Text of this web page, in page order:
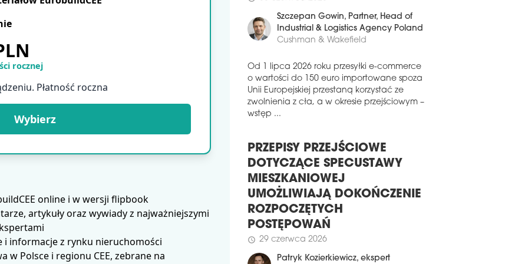
rocznej
Płatność roczna
Wybierz
online i w wersji flipbook
artykuły oraz wywiady z najważniejszymi
i informacje z rynku nieruchomości
w Polsce i regionu CEE, zebrane na
gotowa na przyjęcie pierwszych uczniów.
Trzykondygnacyjny gmach dysponuje
ponad 10 tys. mkw. powierzchni użytkowej.
schedule 13 sierpnia 2025
Sąd Rejonowy w Sosnowcu wprowadził się
do nowej siedziby. Inwestycję przy ul.
Kombajnistów zrealizowała firma Duna
Polska. Kontrakt, obejmujący budowę
techniczną, opiewał na ponad 100 mln zł.
schedule 05 sierpnia 2025
PIERWSZY DZWONEK NA
MOKOTOWIE
Szkoła podstawowa przy ul. Konstruktorskiej
w Warszawie, zrealizowana przez Echo
Investment i Archicom, uzyskała pozwolenie
na użytkowanie. To pierwsza w mieście
publiczna placówka edukacyjna
Szczepan Gowin, Partner, Head of
Industrial & Logistics Agency Poland
Cushman & Wakefield
Od 1 lipca 2026 roku przesyłki e-commerce
o wartości do 150 euro importowane spoza
Unii Europejskiej przestaną korzystać ze
zwolnienia z cła, a w okresie przejściowym –
wstęp ...
PRZEPISY PRZEJŚCIOWE
DOTYCZĄCE SPECUSTAWY
MIESZKANIOWEJ
UMOŻLIWIAJĄ DOKOŃCZENIE
ROZPOCZĘTYCH
POSTĘPOWAŃ
schedule 29 czerwca 2026
Patryk Kozierkiewicz, ekspert